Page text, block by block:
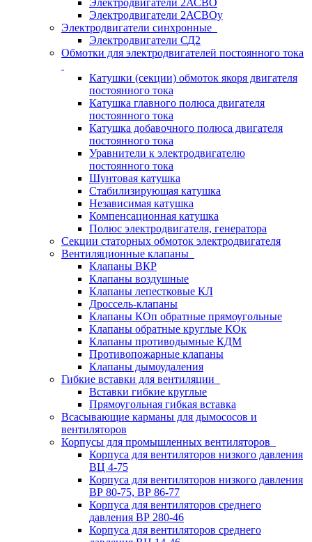
Электродвигатели 2АСВО
Электродвигатели 2АСВОу
Электродвигатели синхронные
Электродвигатели СД2
Обмотки для электродвигателей постоянного тока
Катушки (секции) обмоток якоря двигателя
постоянного тока
Катушка главного полюса двигателя
постоянного тока
Катушка добавочного полюса двигателя
постоянного тока
Уравнители к электродвигателю
постоянного тока
Шунтовая катушка
Стабилизирующая катушка
Независимая катушка
Компенсационная катушка
Полюс электродвигателя, генератора
Секции статорных обмоток электродвигателя
Вентиляционные клапаны
Клапаны ВКР
Клапаны воздушные
Клапаны лепестковые КЛ
Дроссель-клапаны
Клапаны КОп обратные прямоугольные
Клапаны обратные круглые КОк
Клапаны противодымные КДМ
Противопожарные клапаны
Клапаны дымоудаления
Гибкие вставки для вентиляции
Вставки гибкие круглые
Прямоугольная гибкая вставка
Всасывающие карманы для дымососов и
вентиляторов
Корпусы для промышленных вентиляторов
Корпуса для вентиляторов низкого давления
ВЦ 4-75
Корпуса для вентиляторов низкого давления
ВР 80-75, ВР 86-77
Корпуса для вентиляторов среднего
давления ВР 280-46
Корпуса для вентиляторов среднего